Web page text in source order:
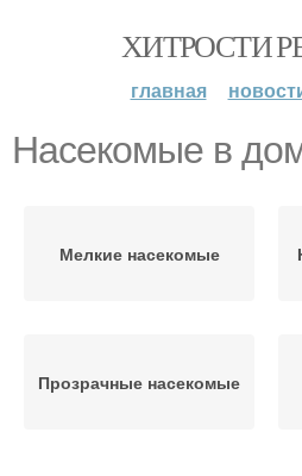
ХИТРОСТИ
главная
Насекомые в
Мелкие насекомые
Прозрачные насекомые